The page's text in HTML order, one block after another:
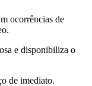
ocorrências de
e disponibiliza o
de imediato.